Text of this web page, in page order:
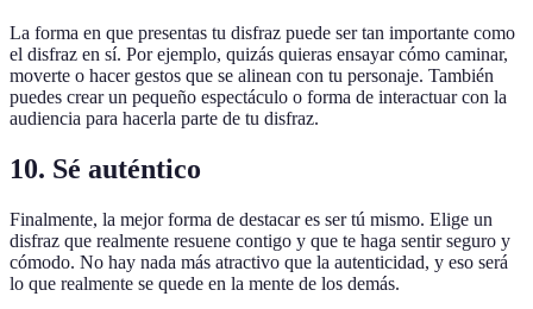
La forma en que presentas tu disfraz puede ser tan importante como
el disfraz en sí. Por ejemplo, quizás quieras ensayar cómo caminar,
moverte o hacer gestos que se alinean con tu personaje. También
puedes crear un pequeño espectáculo o forma de interactuar con la
audiencia para hacerla parte de tu disfraz.
10. Sé auténtico
Finalmente, la mejor forma de destacar es ser tú mismo. Elige un
disfraz que realmente resuene contigo y que te haga sentir seguro y
cómodo. No hay nada más atractivo que la autenticidad, y eso será
lo que realmente se quede en la mente de los demás.